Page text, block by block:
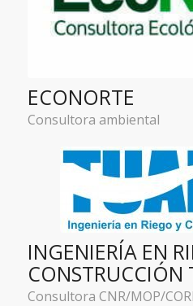
ECONORTE
Consultora ambiental
INGENIERÍA EN
CONSTRUCCIÓN
Consultora CNR/MOP/